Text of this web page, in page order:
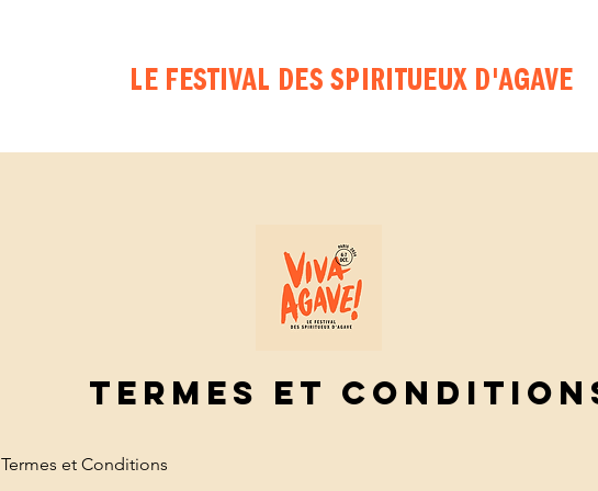
LE FESTIVAL DES SPIRITUEUX D'AGAVE
TERMES ET
Termes et Conditions